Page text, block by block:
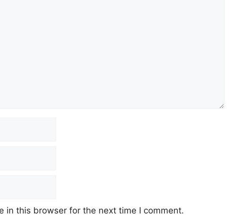
in this browser for the next time I comment.